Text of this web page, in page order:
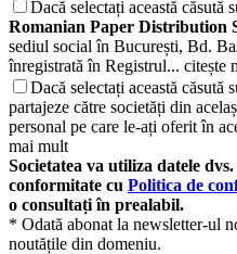
Dacă selectați această căsută
Romanian Paper Distribution
sediul social în București, Bd.
înregistrată în Registrul... citește
Dacă selectați această căsută
partajeze către societăți din
personal pe care le-ați oferit în
mai mult
Societatea va utiliza datele
conformitate cu Politica de
o consultați în prealabil.
* Odată abonat la newsletter-ul
noutățile din domeniu.